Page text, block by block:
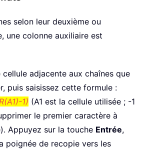
selon leur deuxième ou
une colonne auxiliaire est
cellule adjacente aux chaînes que
puis saisissez cette formule :
1) (A1 est la cellule utilisée ; -1
le premier caractère à
Appuyez sur la touche Entrée,
poignée de recopie vers les